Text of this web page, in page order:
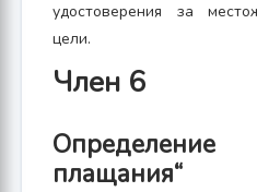
удостоверения за
цели.
Член 6
Определение
плащания“